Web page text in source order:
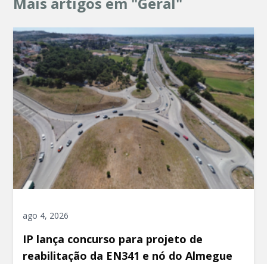
ago 4, 2026
IP lança concurso para projeto de
reabilitação da EN341 e nó do Almegue